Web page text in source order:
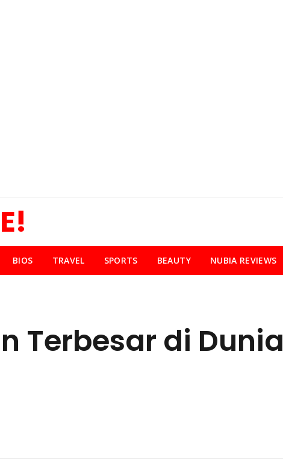
BIOS TRAVEL SPORTS BEAUTY NUBIA REVIEWS
Terbesar di Dunia